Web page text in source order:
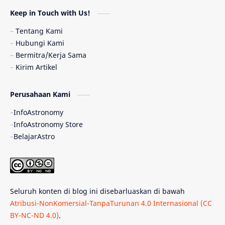
Quasar
TanyaAstro
Enseladus Gelombang Gravitasi
Indonesia Kerdil Putih
Olimpiade Sains Nasional
Bumi Super GBT18 Hilal
Katai Cokelat
Keep in Touch with Us!
Tentang Kami
Hubungi Kami
Bermitra/Kerja Sama
Kirim Artikel
Perusahaan Kami
InfoAstronomy
InfoAstronomy Store
BelajarAstro
Seluruh konten di blog ini disebarluaskan di bawah
Atribusi-NonKomersial-TanpaTurunan 4.0 Internasional (CC
BY-NC-ND 4.0).